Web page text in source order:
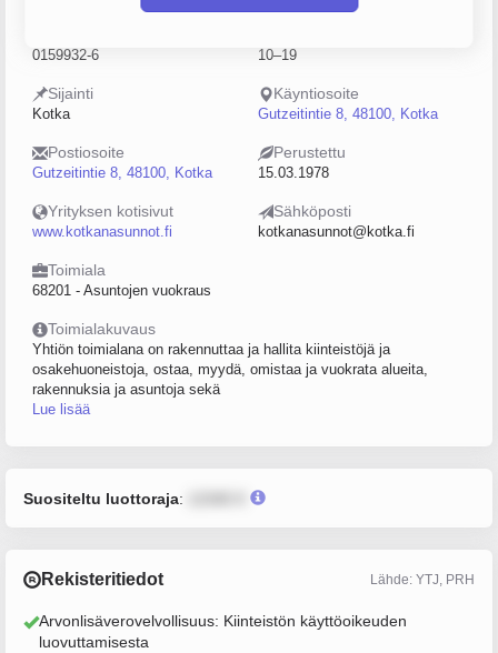
0159932-6 10–19
Sijainti
Kotka
Käyntiosoite
Gutzeitintie 8, 48100, Kotka
Postiosoite
Gutzeitintie 8, 48100, Kotka
Perustettu
15.03.1978
Yrityksen kotisivut
www.kotkanasunnot.fi
Sähköposti
kotkanasunnot@kotka.fi
Toimiala
68201 - Asuntojen vuokraus
Toimialakuvaus
Yhtiön toimialana on rakennuttaa ja hallita kiinteistöjä ja
osakehuoneistoja, ostaa, myydä, omistaa ja vuokrata alueita,
rakennuksia ja asuntoja sekä
Lue lisää
Suositeltu luottoraja:
Rekisteritiedot Lähde: YTJ, PRH
Arvonlisäverovelvollisuus: Kiinteistön käyttöoikeuden
luovuttamisesta